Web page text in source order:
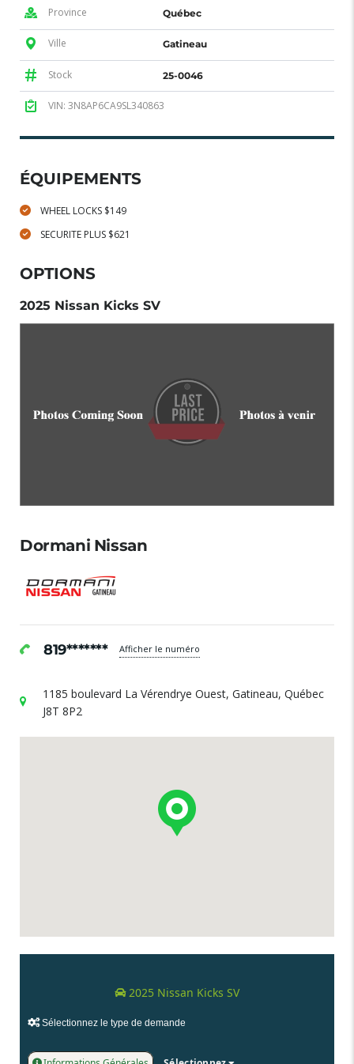
Province Québec
Ville Gatineau
Stock 25-0046
VIN: 3N8AP6CA9SL340863
ÉQUIPEMENTS
WHEEL LOCKS $149
SECURITE PLUS $621
OPTIONS
2025 Nissan Kicks SV
Dormani Nissan
819******* Afficher le numéro
1185 boulevard La Vérendrye Ouest, Gatineau, Québec
J8T 8P2
2025 Nissan Kicks SV
Sélectionnez le type de demande